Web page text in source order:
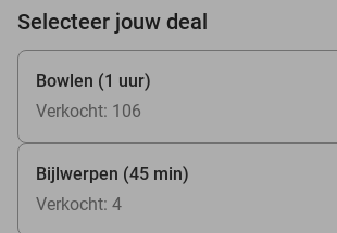
Selecteer jouw deal
Bowlen (1 uur)
Verkocht: 106
Bijlwerpen (45 min)
Verkocht: 4